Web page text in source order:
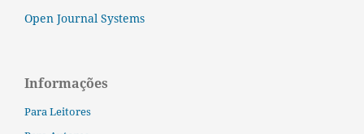
Open Journal Systems
Informações
Para Leitores